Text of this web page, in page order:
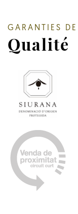
GARANTIES DE
Qualité